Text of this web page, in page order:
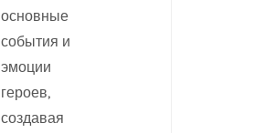
основные
события и
эмоции
героев,
создавая